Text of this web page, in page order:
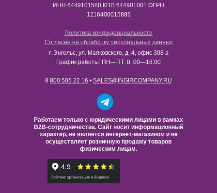
ИНН​​​​​​​ 6449101580 КПП 644901001 ОГРН
1216400015886
Политика конфиденциальности
Согласие на обработку персональных данных
Работаем только с юридическими лицами в рамках
B2B-сотрудничества. Сайт носит информационный
характер, не является интернет-магазином и не
осуществляет розничную продажу товаров
физическим лицам.
г. Энгельс, ул. Маяковского, д. 4, офис 308 а
График работы: ПН—ПТ: 8: 00—18:00
8 800 505 22 16 • SALES@INGIRCOMPANY.RU